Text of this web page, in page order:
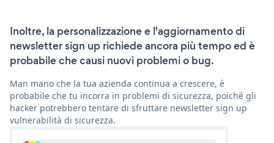
Inoltre, la personalizzazione e l'aggiornamento di
newsletter sign up richiede ancora più tempo ed è
probabile che causi nuovi problemi o bug.
Man mano che la tua azienda continua a crescere, è
probabile che tu incorra in problemi di sicurezza, poiché gli
hacker potrebbero tentare di sfruttare newsletter sign up
vulnerabilità di sicurezza.